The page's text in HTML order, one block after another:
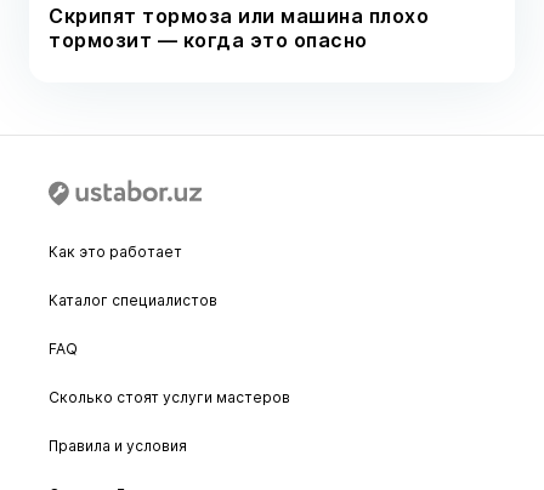
Скрипят тормоза или машина плохо
тормозит — когда это опасно
Как это работает
Каталог специалистов
FAQ
Сколько стоят услуги мастеров
Правила и условия